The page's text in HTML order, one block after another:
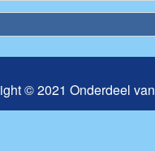
© 2021 Onderdeel van